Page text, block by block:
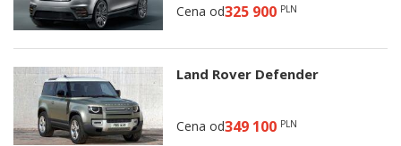
Cena od325 900 PLN
Land Rover Defender
Cena od349 100 PLN